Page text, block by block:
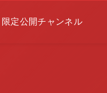
限定公開チャンネル